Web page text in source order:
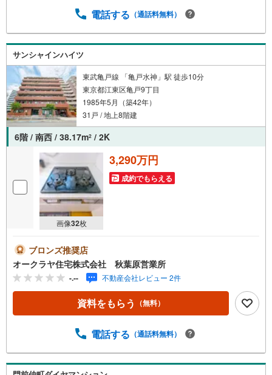
電話する （通話料無料）
サンシャインハイツ
東武亀戸線 「亀戸水神」駅 徒歩10分
東京都江東区亀戸9丁目
1985年5月（築42年）
31戸 / 地上8階建
6階 / 南西 / 38.17m2 / 2K
画像32枚
3,290万円
成約でもらえる
ブロンズ推奨店
オークラヤ住宅株式会社 秋葉原営業所
-.-- 不動産会社レビュー 2件
資料をもらう （無料）
電話する （通話料無料）